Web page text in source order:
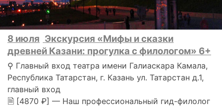
8 июля Экскурсия «Мифы и сказки
древней Казани: прогулка с филологом» 6+
⚲ Главный вход театра имени Галиаскара Камала,
Республика Татарстан, г. Казань ул. Татарстан д.1,
главный вход
🗎 [4870 ₽] — Наш профессиональный гид-филолог